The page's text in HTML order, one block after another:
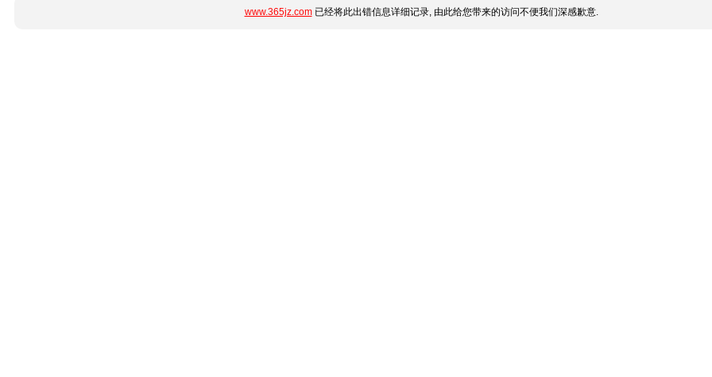
www.365jz.com已经将此出错信息详细记录, 由此给您带来的访问不便我们深感歉意.